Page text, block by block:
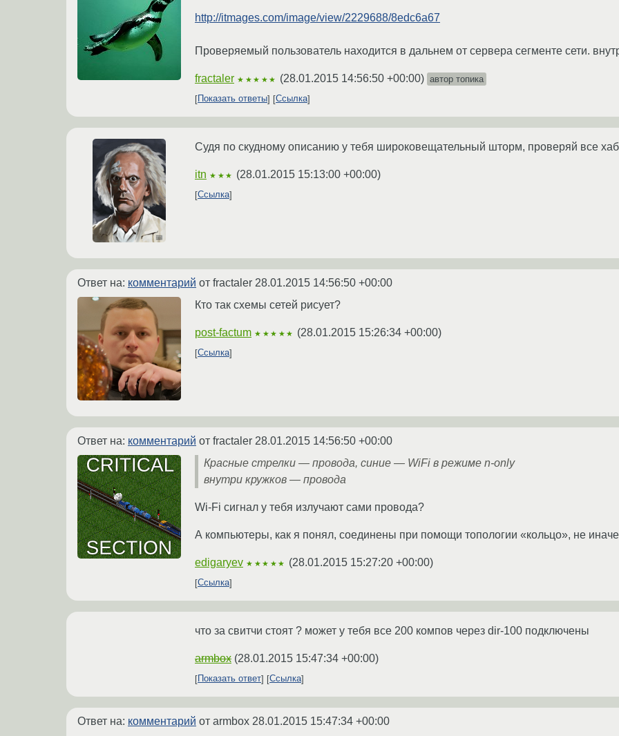
http://itmages.com/image/view/2229688/8edc6a67
Проверяемый пользователь находится в дальнем от сервера сегменте сети.
fractaler ★★★★★ (28.01.2015 14:56:50 +00:00) автор топика
Показать ответы
Ссылка
Судя по скудному описанию у тебя широковещательный шторм, проверяй все
itn ★★★ (28.01.2015 15:13:00 +00:00)
Ссылка
Ответ на: комментарий от fractaler 28.01.2015 14:56:50 +00:00
Кто так схемы сетей рисует?
post-factum ★★★★★ (28.01.2015 15:26:34 +00:00)
Ссылка
Ответ на: комментарий от fractaler 28.01.2015 14:56:50 +00:00
Красные стрелки — провода, синие — WiFi в режиме n-only
внутри кружков — провода
Wi-Fi сигнал у тебя излучают сами провода?
А компьютеры, как я понял, соединены при помощи топологии «кольцо», не
edigaryev ★★★★★ (28.01.2015 15:27:20 +00:00)
Ссылка
что за свитчи стоят ? может у тебя все 200 компов через dir-100 подключены
armbox (28.01.2015 15:47:34 +00:00)
Показать ответ Ссылка
Ответ на: комментарий от armbox 28.01.2015 15:47:34 +00:00